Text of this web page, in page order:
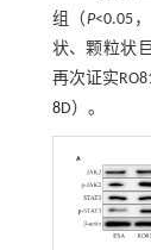
组（P<0.05，
状、颗粒状
再次证实
8D）。